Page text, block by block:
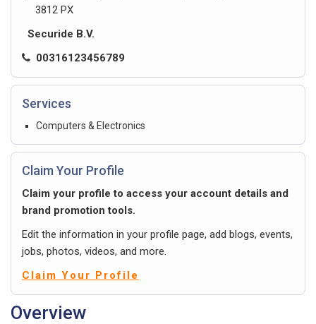
3812 PX
Securide B.V.
00316123456789
Services
Computers & Electronics
Claim Your Profile
Claim your profile to access your account details and
brand promotion tools.
Edit the information in your profile page, add blogs, events,
jobs, photos, videos, and more.
Claim Your Profile
Overview